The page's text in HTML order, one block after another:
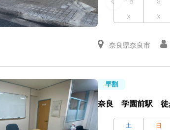
x x
奈良県奈良市
早割
奈良 学園前駅 徒
土 日